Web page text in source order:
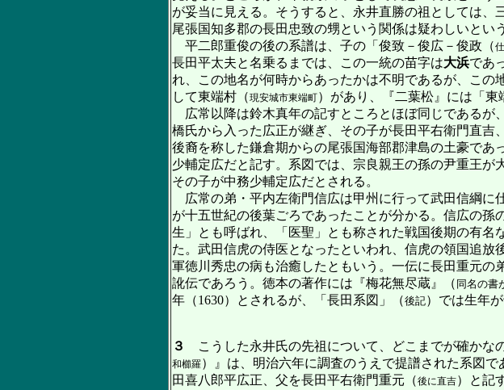
が妥当に見える。そうすると、永井直勝の祖としては
尾張国知多郡の長田忠致の甥という関係は疑わしいとい
平二郎重俊の後の系譜は、子の「俊致－俊広－俊政（
長田平太夫と名乗るまでは、この一統の苗字は大浜であ
れ、この地名が何時からあったかは不明であるが、こ
して東端村（現安城市東端町）があり、『二葉松』には「東
広常以降は鈴木真年の記すところとほぼ同じであるが
橋氏から入った広正が継ぎ、その子が長田平右衛門直
後裔を称した鎌倉期からの尾張国海部郡津島の土豪で
少輔定広だと記す。系図では、宗良親王の孫の尹重王が
その子が中務少輔定広だとされる。
広常の弟・平内左衛門信広は甲州に行って武田信綱に
が十五世紀の後葉ごろであったことが分かる。信広の孫
生」とも呼ばれ、「医聖」とも称された戦国後期の有
た。武田信虎の侍医となったといわれ、信虎の領国追
軍徳川秀忠の病も治癒したともいう。一伝に長田重元の
訛伝であろう。徳本の著作には『梅花無尽蔵』（ 同名の書
年（1630）とされるが、「長田系図」（後記）では生年
３ こうした永井氏の先祖について、どこまでが確かな
和櫛羅）』は、明治六年に調査のうえで提譜された系図で
田喜八郎平広正、父を長田平右衛門重元（後に直吉）と記